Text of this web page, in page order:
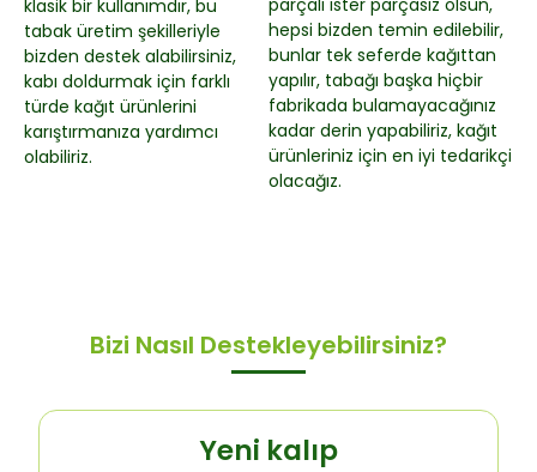
klasik bir kullanımdır, bu
tabak üretim şekilleriyle
bizden destek alabilirsiniz,
kabı doldurmak için farklı
türde kağıt ürünlerini
karıştırmanıza yardımcı
olabiliriz.
parçalı ister parçasız olsun,
hepsi bizden temin edilebilir,
bunlar tek seferde kağıttan
yapılır, tabağı başka hiçbir
fabrikada bulamayacağınız
kadar derin yapabiliriz, kağıt
ürünleriniz için en iyi tedarikçi
olacağız.
Bizi Nasıl Destekleyebilirsiniz?
Yeni kalıp